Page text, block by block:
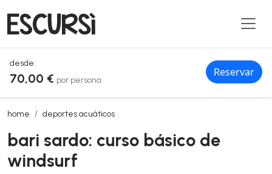
desde:
70,00 € por persona
Reservar
home deportes acuáticos
bari sardo: curso básico de windsurf
bari sardo: curso básico de
windsurf